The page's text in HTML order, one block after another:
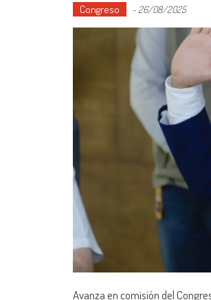
Congreso - 26/08/2025
Avanza en comisión del